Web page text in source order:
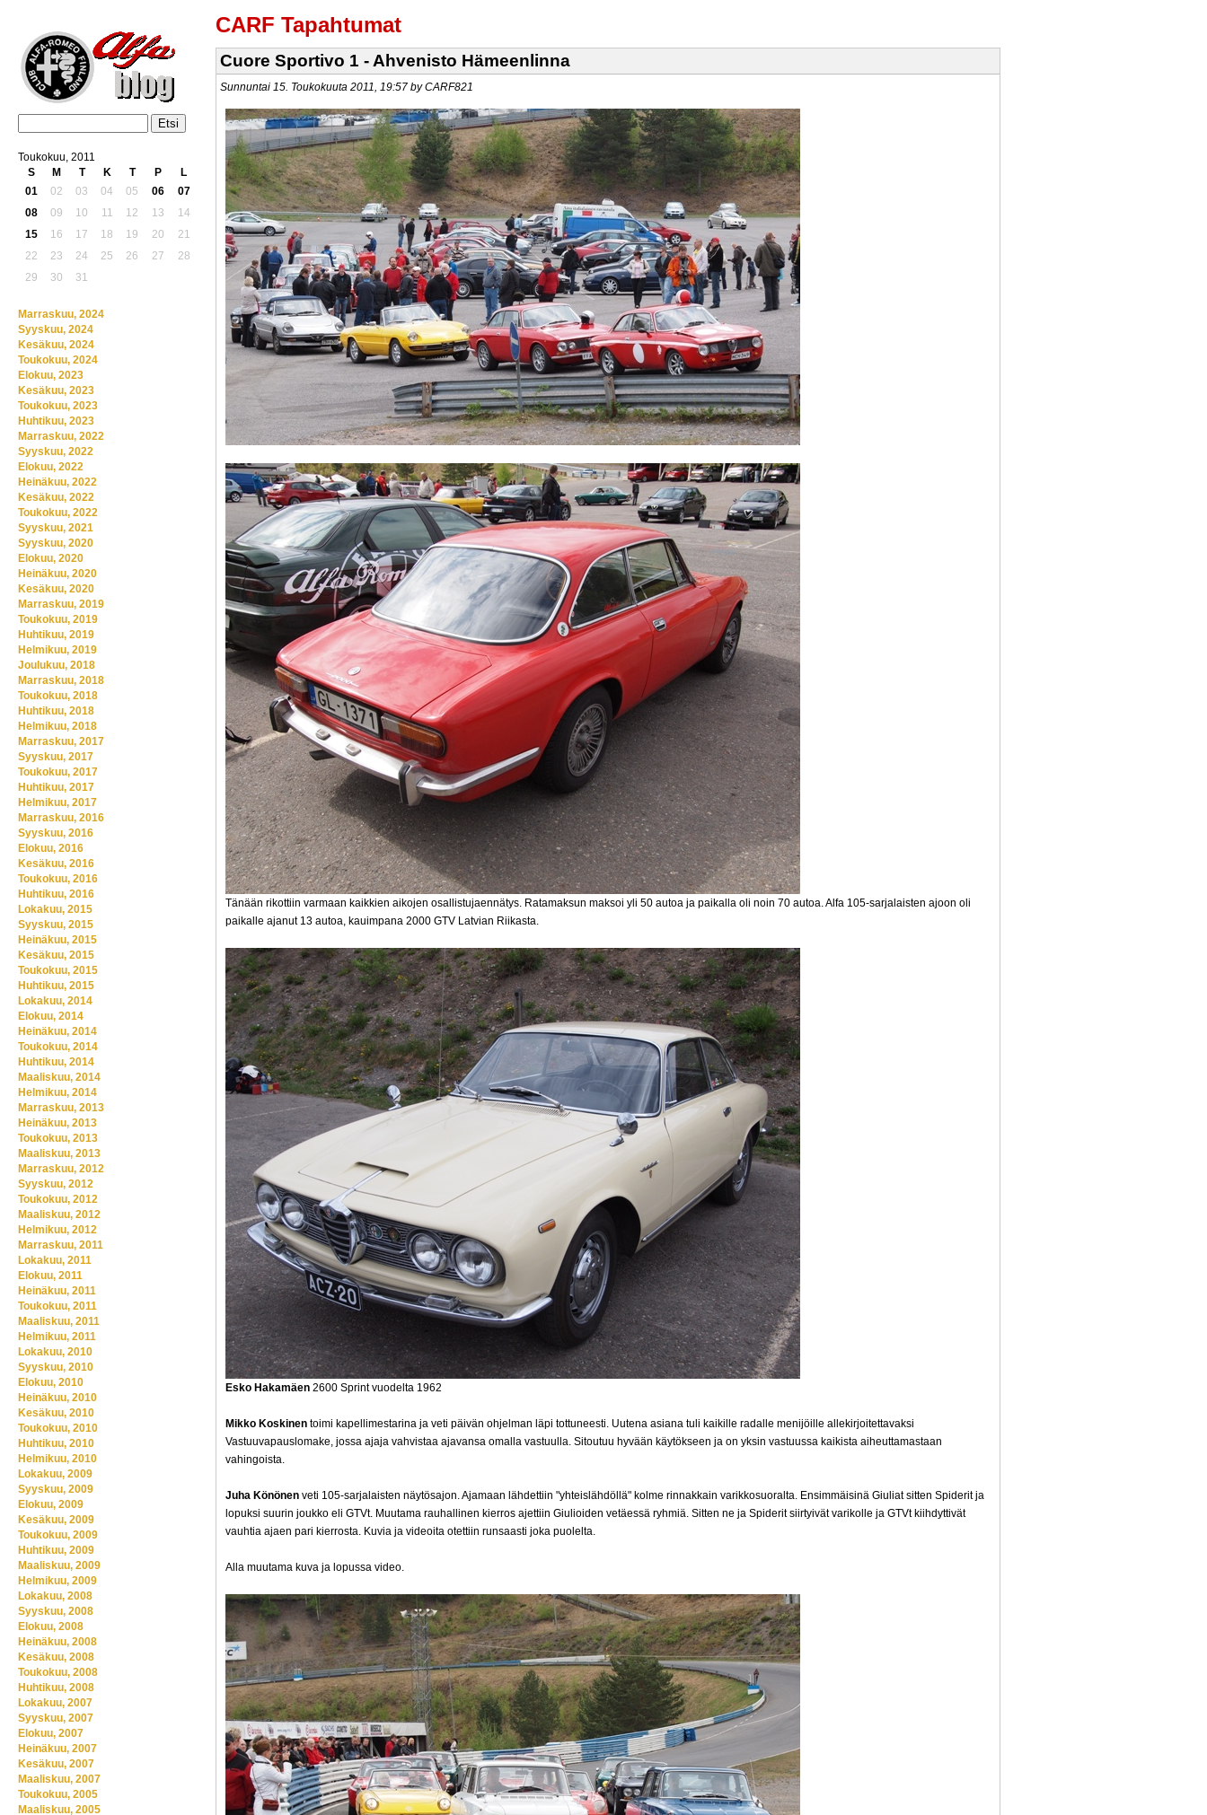
CARF Tapahtumat
Cuore Sportivo 1 - Ahvenisto Hämeenlinna
Sunnuntai 15. Toukokuuta 2011, 19:57 by CARF821
Tänään rikottiin varmaan kaikkien aikojen osallistujaennätys. Ratamaksun maksoi yli 50 autoa ja paikalla oli noin 70 autoa. Alfa 105-sarjalaisten ajoon oli
paikalle ajanut 13 autoa, kauimpana 2000 GTV Latvian Riikasta.
Esko Hakamäen 2600 Sprint vuodelta 1962
Mikko Koskinen toimi kapellimestarina ja veti päivän ohjelman läpi tottuneesti. Uutena asiana tuli kaikille radalle menijöille allekirjoitettavaksi
Vastuuvapauslomake, jossa ajaja vahvistaa ajavansa omalla vastuulla. Sitoutuu hyvään käytökseen ja on yksin vastuussa kaikista aiheuttamastaan
vahingoista.
Juha Könönen veti 105-sarjalaisten näytösajon. Ajamaan lähdettiin "yhteislähdöllä" kolme rinnakkain varikkosuoralta. Ensimmäisinä Giuliat sitten Spiderit ja
lopuksi suurin joukko eli GTVt. Muutama rauhallinen kierros ajettiin Giulioiden vetäessä ryhmiä. Sitten ne ja Spiderit siirtyivät varikolle ja GTVt kiihdyttivät
vauhtia ajaen pari kierrosta. Kuvia ja videoita otettiin runsaasti joka puolelta.
Alla muutama kuva ja lopussa video.
Toukokuu, 2011
S
M T K T P
L
01
02 03 04 05 06
07
08
09 10 11 12 13
14
15
16 17 18 19 20
21
22
23 24 25 26 27
28
29
30 31
Marraskuu, 2024
Syyskuu, 2024
Kesäkuu, 2024
Toukokuu, 2024
Elokuu, 2023
Kesäkuu, 2023
Toukokuu, 2023
Huhtikuu, 2023
Marraskuu, 2022
Syyskuu, 2022
Elokuu, 2022
Heinäkuu, 2022
Kesäkuu, 2022
Toukokuu, 2022
Syyskuu, 2021
Syyskuu, 2020
Elokuu, 2020
Heinäkuu, 2020
Kesäkuu, 2020
Marraskuu, 2019
Toukokuu, 2019
Huhtikuu, 2019
Helmikuu, 2019
Joulukuu, 2018
Marraskuu, 2018
Toukokuu, 2018
Huhtikuu, 2018
Helmikuu, 2018
Marraskuu, 2017
Syyskuu, 2017
Toukokuu, 2017
Huhtikuu, 2017
Helmikuu, 2017
Marraskuu, 2016
Syyskuu, 2016
Elokuu, 2016
Kesäkuu, 2016
Toukokuu, 2016
Huhtikuu, 2016
Lokakuu, 2015
Syyskuu, 2015
Heinäkuu, 2015
Kesäkuu, 2015
Toukokuu, 2015
Huhtikuu, 2015
Lokakuu, 2014
Elokuu, 2014
Heinäkuu, 2014
Toukokuu, 2014
Huhtikuu, 2014
Maaliskuu, 2014
Helmikuu, 2014
Marraskuu, 2013
Heinäkuu, 2013
Toukokuu, 2013
Maaliskuu, 2013
Marraskuu, 2012
Syyskuu, 2012
Toukokuu, 2012
Maaliskuu, 2012
Helmikuu, 2012
Marraskuu, 2011
Lokakuu, 2011
Elokuu, 2011
Heinäkuu, 2011
Toukokuu, 2011
Maaliskuu, 2011
Helmikuu, 2011
Lokakuu, 2010
Syyskuu, 2010
Elokuu, 2010
Heinäkuu, 2010
Kesäkuu, 2010
Toukokuu, 2010
Huhtikuu, 2010
Helmikuu, 2010
Lokakuu, 2009
Syyskuu, 2009
Elokuu, 2009
Kesäkuu, 2009
Toukokuu, 2009
Huhtikuu, 2009
Maaliskuu, 2009
Helmikuu, 2009
Lokakuu, 2008
Syyskuu, 2008
Elokuu, 2008
Heinäkuu, 2008
Kesäkuu, 2008
Toukokuu, 2008
Huhtikuu, 2008
Lokakuu, 2007
Syyskuu, 2007
Elokuu, 2007
Heinäkuu, 2007
Kesäkuu, 2007
Maaliskuu, 2007
Toukokuu, 2005
Maaliskuu, 2005